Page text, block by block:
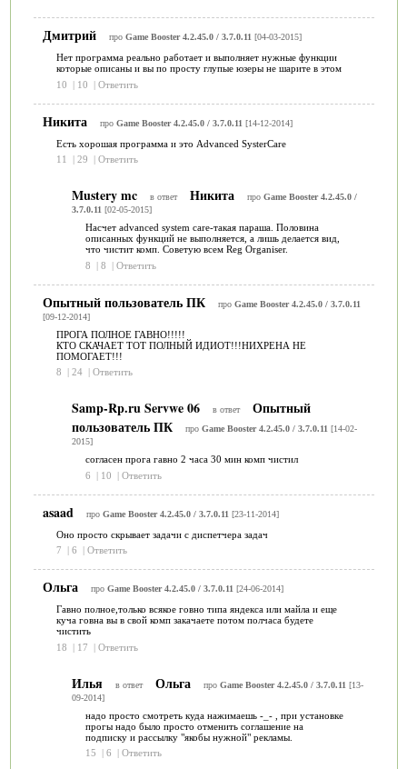
Дмитрий про Game Booster 4.2.45.0 / 3.7.0.11 [04-03-2015]
Нет программа реально работает и выполняет нужные функции
которые описаны и вы по просту глупые юзеры не шарите в этом
10
| 10 | Ответить
Никита про Game Booster 4.2.45.0 / 3.7.0.11 [14-12-2014]
Есть хорошая программа и это Advanced SysterCare
11
| 29 | Ответить
Mustery mc в ответ Никита про Game Booster 4.2.45.0 /
3.7.0.11 [02-05-2015]
Насчет advanced system care-такая параша. Половина
описанных функций не выполняется, а лишь делается вид,
что чистит комп. Советую всем Reg Organiser.
8
| 8 | Ответить
Опытный пользователь ПК про Game Booster 4.2.45.0 / 3.7.0.11
[09-12-2014]
ПРОГА ПОЛНОЕ ГАВНО!!!!!
КТО СКАЧАЕТ ТОТ ПОЛНЫЙ ИДИОТ!!!НИХРЕНА НЕ
ПОМОГАЕТ!!!
8
| 24 | Ответить
Samp-Rp.ru Servwe 06 в ответ
Опытный
пользователь ПК
про Game Booster 4.2.45.0 / 3.7.0.11 [14-02-
2015]
согласен прога гавно 2 часа 30 мин комп чистил
6
| 10 | Ответить
asaad про Game Booster 4.2.45.0 / 3.7.0.11 [23-11-2014]
Оно просто скрывает задачи с диспетчера задач
7
| 6 | Ответить
Ольга про Game Booster 4.2.45.0 / 3.7.0.11 [24-06-2014]
Гавно полное,только всякое говно типа яндекса или майла и еще
куча говна вы в свой комп закачаете потом полчаса будете
чистить
18
| 17 | Ответить
Илья в ответ Ольга про Game Booster 4.2.45.0 / 3.7.0.11 [13-
09-2014]
надо просто смотреть куда нажимаешь -_- , при установке
прогы надо было просто отменить соглашение на
подписку и рассылку "якобы нужной" рекламы.
15
| 6 | Ответить